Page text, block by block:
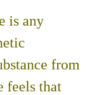
is any
from
feels that